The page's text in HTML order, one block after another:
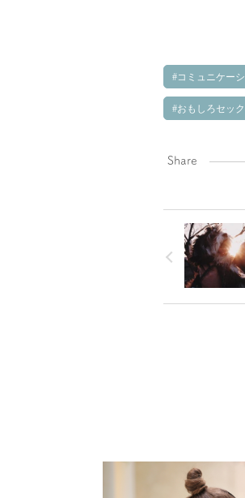
コミュニケー
おもしろセック
Share